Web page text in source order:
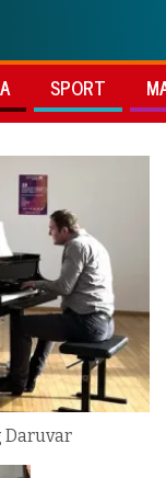
SPORT
Daruvar